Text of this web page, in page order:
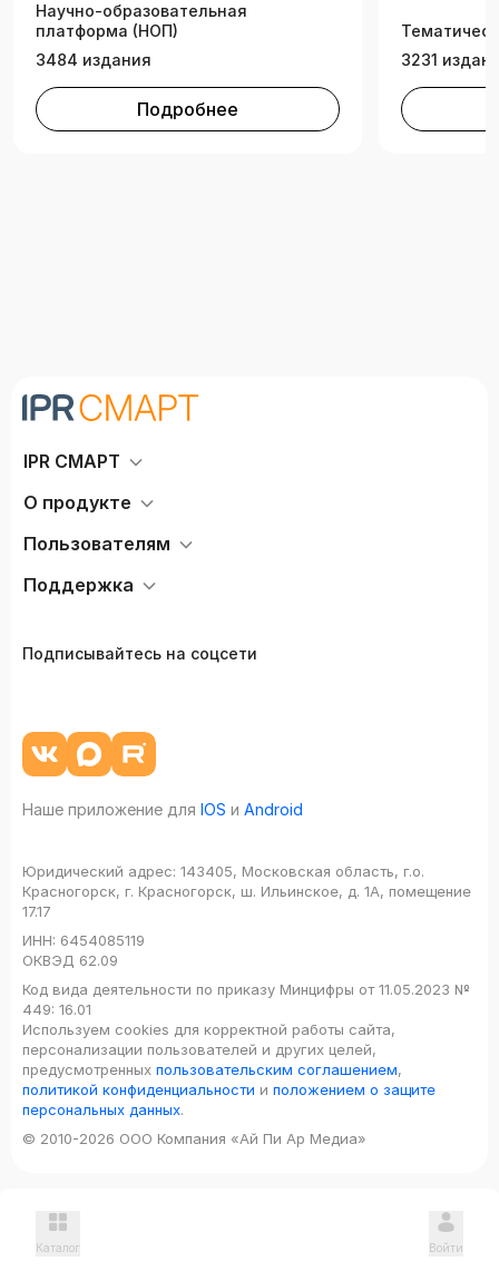
Научно-образовательная
платформа (НОП)
3484 издания
Подробнее
3231
IPR СМАРТ
О продукте
Пользователям
Поддержка
Подписывайтесь на соцсети
Наше приложение для IOS и Android
Юридический адрес: 143405, Московская область, г.о.
Красногорск, г. Красногорск, ш. Ильинское, д. 1А, помещение
17.17
ИНН: 6454085119
ОКВЭД 62.09
Код вида деятельности по приказу Минцифры от 11.05.2023 №
449: 16.01
Используем cookies для корректной работы сайта,
персонализации пользователей и других целей,
предусмотренных пользовательским соглашением,
политикой конфиденциальности и положением о защите
персональных данных.
© 2010-2026 ООО Компания «Ай Пи Ар Медиа»
Каталог Войти